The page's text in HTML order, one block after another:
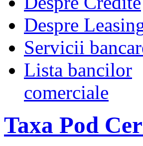
Despre
Servicii
Lista bancilor
comerciale
Taxa Pod